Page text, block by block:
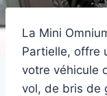
La Mini
Partielle, offre
votre véhicule
vol, de bris de